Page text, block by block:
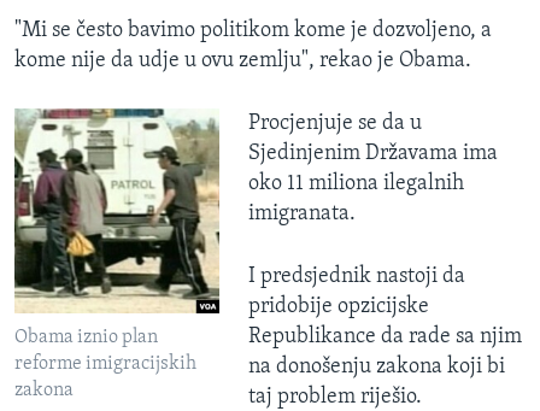
"Mi se često bavimo politikom kome je dozvoljeno, a
kome nije da udje u ovu zemlju", rekao je Obama.
Obama iznio plan
reforme imigracijskih
zakona
Procjenjuje se da u
Sjedinjenim Državama ima
oko 11 miliona ilegalnih
imigranata.
I predsjednik nastoji da
pridobije opzicijske
Republikance da rade sa njim
na donošenju zakona koji bi
taj problem riješio.